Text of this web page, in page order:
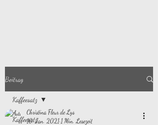
Beitrag
Kaffeesatz
Kaffeesatz
Christina Fleur de Lys
10. Jan. 2021 1 Min. Lesezeit